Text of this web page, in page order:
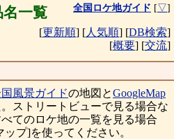
一覧 全国ロケ地ガイド [▽]
[更新順] [人気順] [DB検索]
[概要] [交流]
風景ガイドの地図とGoogleMap
ストリートビューで見る場合な
てのロケ地の一覧を見る場合
プ]を使ってください。